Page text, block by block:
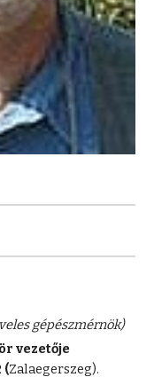
gépészmérnök)
vezetője
(Zalaegerszeg).